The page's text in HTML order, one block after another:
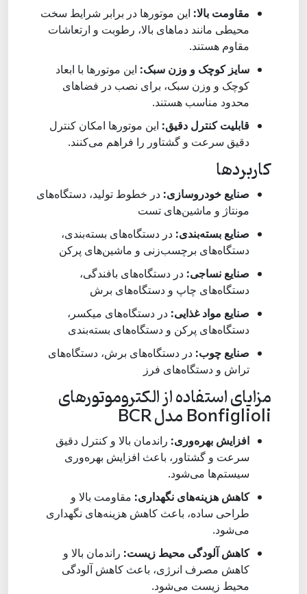
مقاومت بالا: این موتورها در برابر شرایط سخت
محیطی مانند دماهای بالا، رطوبت و ارتعاشات
مقاوم هستند.
سایز کوچک و وزن سبک: این موتورها با ابعاد
کوچک و وزن سبک، برای نصب در فضاهای
محدود مناسب هستند.
قابلیت کنترل دقیق: این موتورها امکان کنترل
دقیق سرعت و گشتاور را فراهم می‌کنند.
کاربردها
صنایع خودروسازی: در خطوط تولید، دستگاه‌های
مونتاژ و ماشین‌های تست
صنایع بسته‌بندی: در دستگاه‌های بسته‌بندی،
دستگاه‌های برچسب‌زنی و ماشین‌های پرکن
صنایع نساجی: در دستگاه‌های بافندگی،
دستگاه‌های چاپ و دستگاه‌های برش
صنایع مواد غذایی: در دستگاه‌های میکسر،
دستگاه‌های پرکن و دستگاه‌های بسته‌بندی
صنایع چوب: در دستگاه‌های برش، دستگاه‌های
تراش و دستگاه‌های فرز
مزایای استفاده از الکتروموتورهای
Bonfiglioli مدل BCR
افزایش بهره‌وری: راندمان بالا و کنترل دقیق
سرعت و گشتاور، باعث افزایش بهره‌وری
سیستم‌ها می‌شود.
کاهش هزینه‌های نگهداری: مقاومت بالا و
طراحی ساده، باعث کاهش هزینه‌های نگهداری
می‌شود.
کاهش آلودگی محیط زیست: راندمان بالا و
کاهش مصرف انرژی، باعث کاهش آلودگی
محیط زیست می‌شود.